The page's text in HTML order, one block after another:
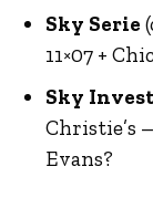
Sky Serie
11×07 +
Sky
Christie’s
Evans?